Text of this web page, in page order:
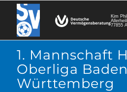
Kim
77855
1. Mannschaft
Oberliga
Württemberg